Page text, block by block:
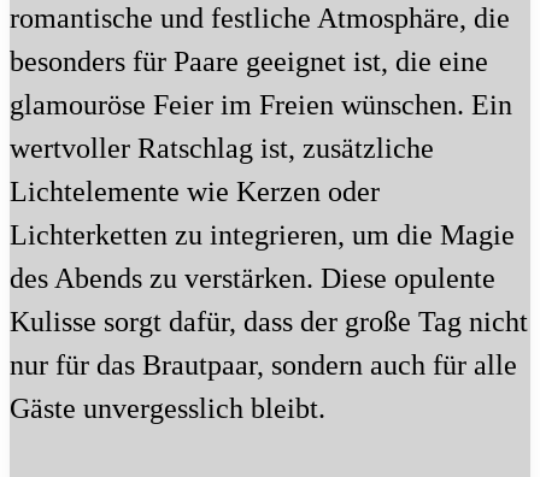
romantische und festliche Atmosphäre, die
besonders für Paare geeignet ist, die eine
glamouröse Feier im Freien wünschen. Ein
wertvoller Ratschlag ist, zusätzliche
Lichtelemente wie Kerzen oder
Lichterketten zu integrieren, um die Magie
des Abends zu verstärken. Diese opulente
Kulisse sorgt dafür, dass der große Tag nicht
nur für das Brautpaar, sondern auch für alle
Gäste unvergesslich bleibt.